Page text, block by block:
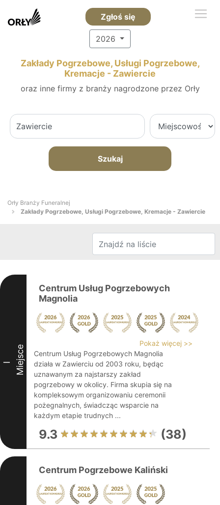
Zgłoś się
2026
Zakłady Pogrzebowe, Usługi Pogrzebowe,
Kremacje - Zawiercie
oraz inne firmy z branży nagrodzone przez Orły
Szukaj
Orły Branży Funeralnej
Zakłady Pogrzebowe, Usługi Pogrzebowe, Kremacje - Zawiercie
I Miejsce
Centrum Usług Pogrzebowych
Magnolia
Pokaż więcej >>
Centrum Usług Pogrzebowych Magnolia
działa w Zawierciu od 2003 roku, będąc
uznawanym za najstarszy zakład
pogrzebowy w okolicy. Firma skupia się na
kompleksowym organizowaniu ceremonii
pożegnalnych, świadcząc wsparcie na
każdym etapie trudnych ...
9.3 (38)
Centrum Pogrzebowe Kaliński